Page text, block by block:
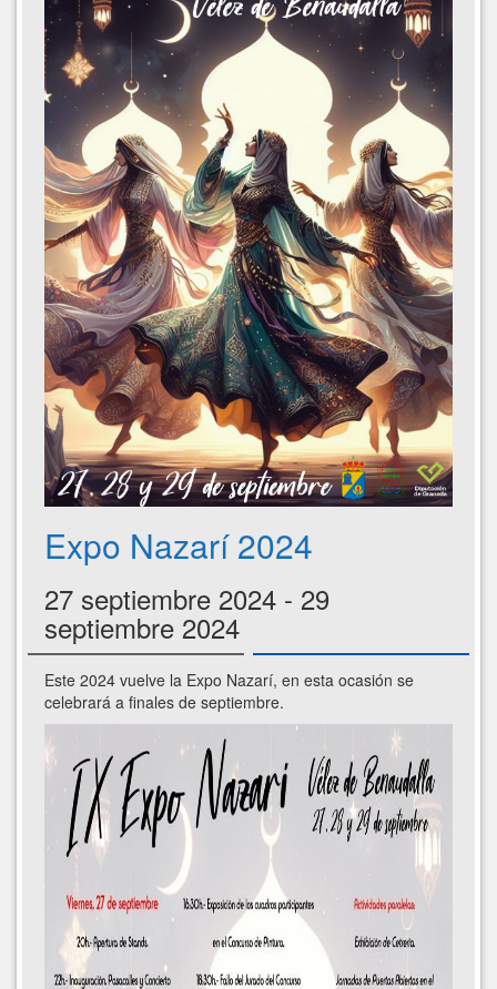
Expo Nazarí 2024
27 septiembre 2024 - 29
septiembre 2024
Este 2024 vuelve la Expo Nazarí, en esta ocasión se
celebrará a finales de septiembre.